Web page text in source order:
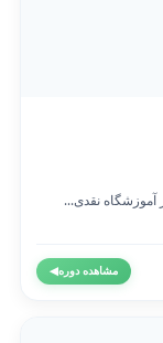
نقدی...
مشاهده دوره◀